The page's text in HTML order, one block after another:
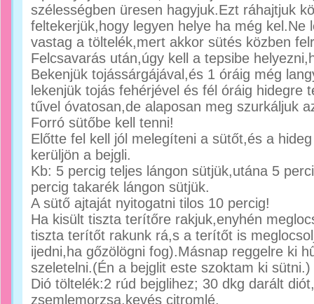
szélességben üresen hagyjuk.Ezt ráhajtjuk
feltekerjük,hogy legyen helye ha még kel.Ne
vastag a töltelék,mert akkor sütés közben
Felcsavarás után,úgy kell a tepsibe
Bekenjük tojássárgájával,és 1 óráig még
lekenjük tojás fehérjével és fél óráig hidegre
tűvel óvatosan,de alaposan meg szurkáljuk
Forró sütőbe kell tenni!
Előtte fel kell jól melegíteni a sütőt,és a
kerüljön a bejgli.
Kb: 5 percig teljes lángon sütjük,utána 5
percig takarék lángon sütjük.
A sütő ajtaját nyitogatni tilos 10 percig!
Ha kisült tiszta terítőre rakjuk,enyhén
tiszta terítőt rakunk rá,s a terítőt is
ijedni,ha gőzölögni fog).Másnap reggelre ki
szeletelni.(Én a bejglit este szoktam ki sütni.)
Dió töltelék:2 rúd bejglihez; 30 dkg darált
zsemlemorzsa,kevés citromlé.